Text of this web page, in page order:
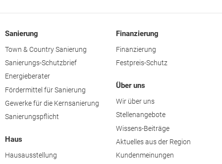
Sanierung
Town & Country Sanierung
Sanierungs-Schutzbrief
Energieberater
Fördermittel für Sanierung
Gewerke für die Kernsanierung
Sanierungspflicht
Haus
Hausausstellung
Finanzierung
Finanzierung
Festpreis-Schutz
Über uns
Wir über uns
Stellenangebote
Wissens-Beiträge
Aktuelles aus der Region
Kundenmeinungen